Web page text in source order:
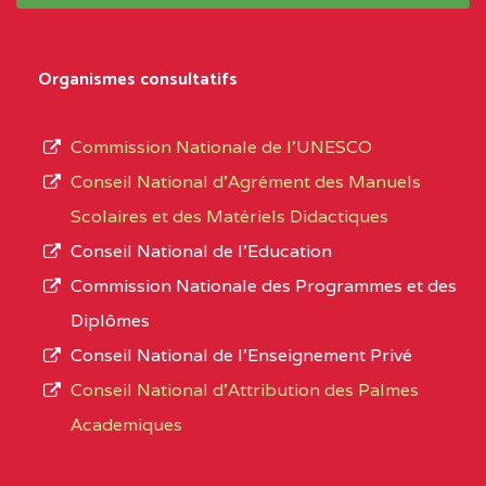
D'ENSEIGNEMENT
PROFESSIONNEL
(CEGEP) STE FOI BP
:4740 YAOUNDE
CENTRE
COLLEGE PANAFRICAIN
DE L'EXCELLENCE BP
CENTRE
COLLEGE PRIVE
type
L’offre
d’éducation
de
Organismes consultatifs
Commission Nationale de l’UNESCO
Conseil National d’Agrément des Manuels
Scolaires et des Matériels Didactiques
Conseil National de l’Education
Commission Nationale des Programmes et des
Diplômes
Conseil National de l’Enseignement Privé
Conseil National d'Attribution des Palmes
Academiques